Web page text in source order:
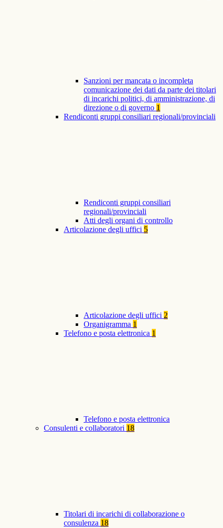
Sanzioni per mancata o incompleta
comunicazione dei dati da parte dei titolari
di incarichi politici, di amministrazione, di
direzione o di governo 1
Rendiconti gruppi consiliari regionali/provinciali
Rendiconti gruppi consiliari
regionali/provinciali
Atti degli organi di controllo
Articolazione degli uffici 5
Articolazione degli uffici 2
Organigramma 1
Telefono e posta elettronica 1
Telefono e posta elettronica
Consulenti e collaboratori 18
Titolari di incarichi di collaborazione o
consulenza 18